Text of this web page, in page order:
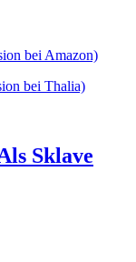
bei Amazon)
bei Thalia)
Sklave